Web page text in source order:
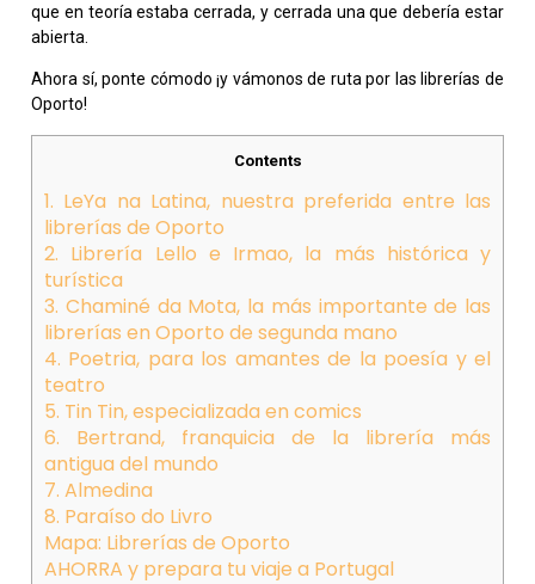
que en teoría estaba cerrada, y cerrada una que debería estar
abierta.
Ahora sí, ponte cómodo ¡y vámonos de ruta por las librerías de
Oporto!
Contents
1. LeYa na Latina, nuestra preferida entre las
librerías de Oporto
2. Librería Lello e Irmao, la más histórica y
turística
3. Chaminé da Mota, la más importante de las
librerías en Oporto de segunda mano
4. Poetria, para los amantes de la poesía y el
teatro
5. Tin Tin, especializada en comics
6. Bertrand, franquicia de la librería más
antigua del mundo
7. Almedina
8. Paraíso do Livro
Mapa: Librerías de Oporto
AHORRA y prepara tu viaje a Portugal